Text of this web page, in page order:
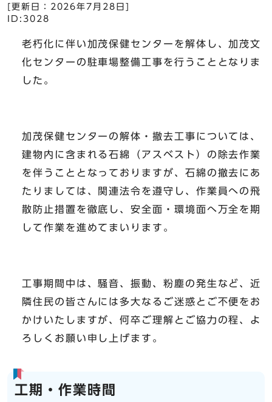
[更新日： 2026年7月28日
ID:3028
老朽化に伴い加茂保健センターを解体し、加茂文
化センターの駐車場整備工事を行うこととなりま
した。
加茂保健センターの解体・撤去工事については、
建物内に含まれる石綿（アスベスト）の除去作業
を伴うこととなっておりますが、石綿の撤去にあ
たりましては、関連法令を遵守し、作業員への飛
散防止措置を徹底し、安全面・環境面へ万全を期
して作業を進めてまいります。
工事期間中は、騒音、振動、粉塵の発生など、近
隣住民の皆さんには多大なるご迷惑とご不便をお
かけいたしますが、何卒ご理解とご協力の程、よ
ろしくお願い申し上げます。
工期・作業時間